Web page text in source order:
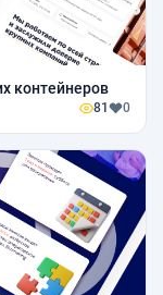
контейнеров
81 0